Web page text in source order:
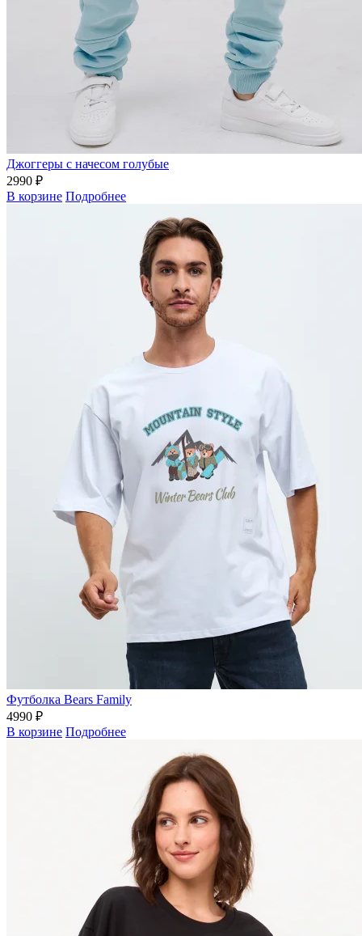
Джоггеры с начесом голубые
2990 ₽
В корзине Подробнее
Футболка Bears Family
4990 ₽
В корзине Подробнее